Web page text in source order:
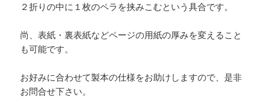
２折りの中に１枚のペラを挟みこむという具合です。
尚、表紙・裏表紙などページの用紙の厚みを変えること
も可能です。
お好みに合わせて製本の仕様をお助けしますので、是非
お問合せ下さい。